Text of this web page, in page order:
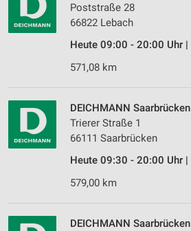
Poststraße 28
66822 Lebach
Heute 09:00 - 20:00 Uhr |
571,08 km
DEICHMANN Saarbrücken
Trierer Straße 1
66111 Saarbrücken
Heute 09:30 - 20:00 Uhr |
579,00 km
DEICHMANN Saarbrücken